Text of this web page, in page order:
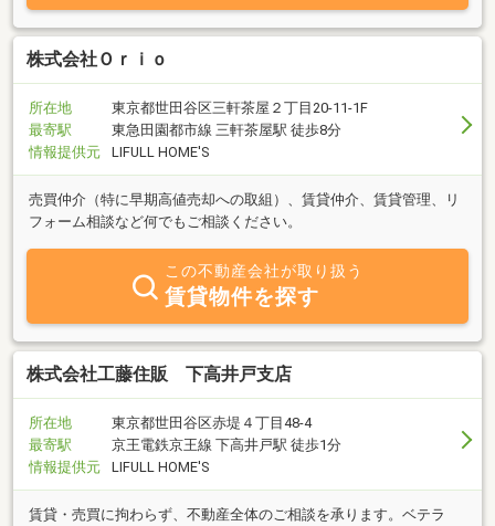
株式会社Ｏｒｉｏ
所在地
東京都世田谷区三軒茶屋２丁目20-11-1F
最寄駅
東急田園都市線 三軒茶屋駅 徒歩8分
情報提供元
LIFULL HOME'S
売買仲介（特に早期高値売却への取組）、賃貸仲介、賃貸管理、リ
フォーム相談など何でもご相談ください。
この不動産会社が取り扱う
賃貸物件を探す
株式会社工藤住販 下高井戸支店
所在地
東京都世田谷区赤堤４丁目48-4
最寄駅
京王電鉄京王線 下高井戸駅 徒歩1分
情報提供元
LIFULL HOME'S
賃貸・売買に拘わらず、不動産全体のご相談を承ります。ベテラ